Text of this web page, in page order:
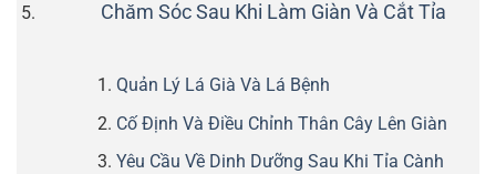
Chăm Sóc Sau Khi Làm Giàn Và Cắt Tỉa
Quản Lý Lá Già Và Lá Bệnh
Cố Định Và Điều Chỉnh Thân Cây Lên Giàn
Yêu Cầu Về Dinh Dưỡng Sau Khi Tỉa Cành